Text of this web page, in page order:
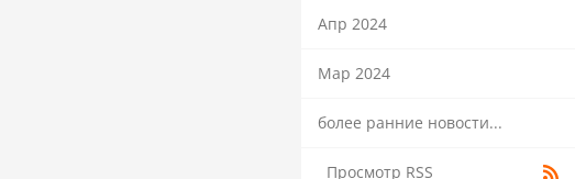
Апр 2024
Мар 2024
более ранние новости...
Просмотр RSS